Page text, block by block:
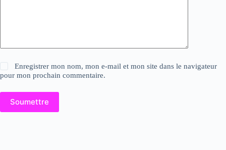
Enregistrer mon nom, mon e-mail et mon site dans le navigateur
pour mon prochain commentaire.
Soumettre